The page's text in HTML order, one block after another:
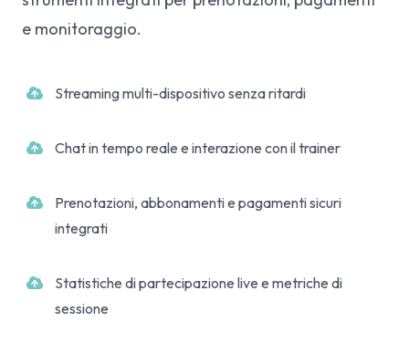
e monitoraggio.
Streaming multi-dispositivo senza ritardi
Chat in tempo reale e interazione con il trainer
Prenotazioni, abbonamenti e pagamenti sicuri
integrati
Statistiche di partecipazione live e metriche di
sessione